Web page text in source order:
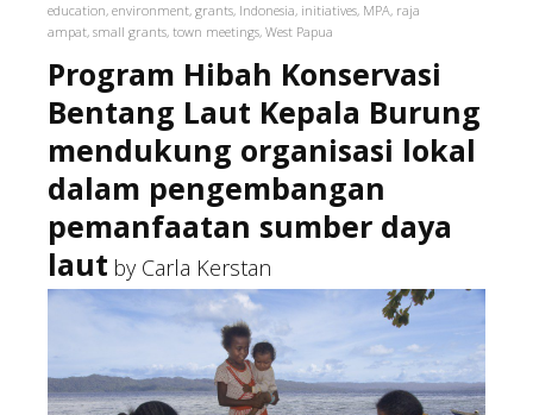
education, environment, grants, Indonesia, initiatives, MPA, raja
ampat, small grants, town meetings, West Papua
Program Hibah Konservasi
Bentang Laut Kepala Burung
mendukung organisasi lokal
dalam pengembangan
pemanfaatan sumber daya
laut by Carla Kerstan